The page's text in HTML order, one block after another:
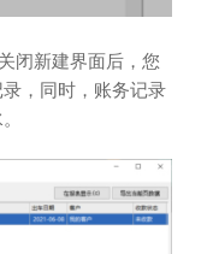
闭新建界面后，您
，同时，账务记录